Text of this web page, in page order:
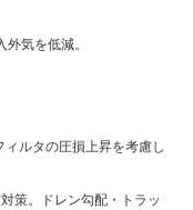
気を低減。
ルタの圧損上昇を考慮し
策。ドレン勾配・トラッ